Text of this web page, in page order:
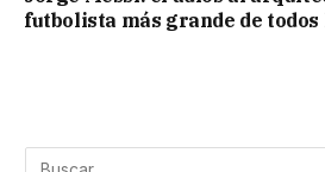
futbolista más grande de